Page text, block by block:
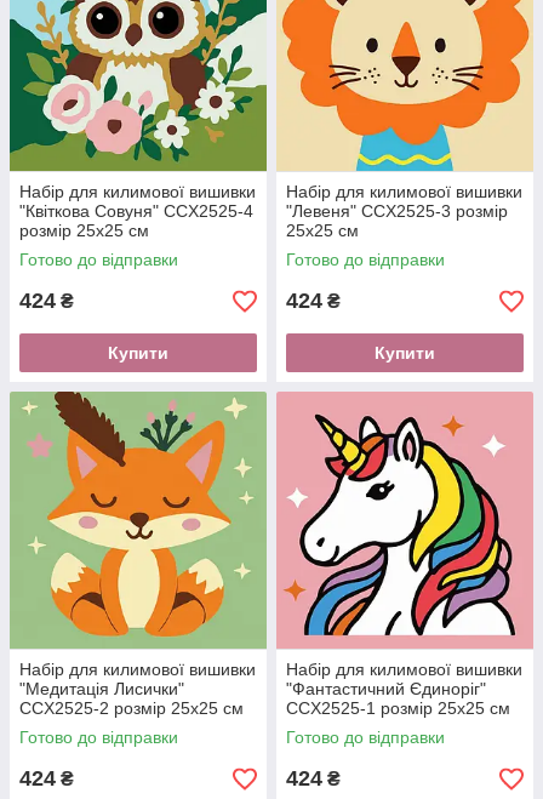
Набір для килимової вишивки
"Квіткова Совуня" CCX2525-4
розмір 25х25 см
Готово до відправки
424 ₴
Купити
Набір для килимової вишивки
"Левеня" CCX2525-3 розмір
25х25 см
Готово до відправки
424 ₴
Купити
Набір для килимової вишивки
"Медитація Лисички"
CCX2525-2 розмір 25х25 см
Готово до відправки
424 ₴
Набір для килимової вишивки
"Фантастичний Єдиноріг"
CCX2525-1 розмір 25х25 см
Готово до відправки
424 ₴